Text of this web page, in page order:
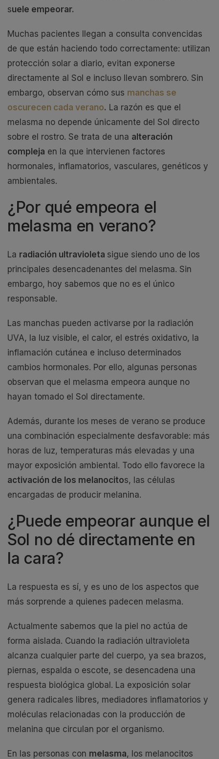
suele empeorar.
Muchas pacientes llegan a consulta convencidas
de que están haciendo todo correctamente: utilizan
protección solar a diario, evitan exponerse
directamente al Sol e incluso llevan sombrero. Sin
embargo, observan cómo sus manchas se
oscurecen cada verano. La razón es que el
melasma no depende únicamente del Sol directo
sobre el rostro. Se trata de una alteración
compleja en la que intervienen factores
hormonales, inflamatorios, vasculares, genéticos y
ambientales.
¿Por qué empeora el
melasma en verano?
La radiación ultravioleta sigue siendo uno de los
principales desencadenantes del melasma. Sin
embargo, hoy sabemos que no es el único
responsable.
Las manchas pueden activarse por la radiación
UVA, la luz visible, el calor, el estrés oxidativo, la
inflamación cutánea e incluso determinados
cambios hormonales. Por ello, algunas personas
observan que el melasma empeora aunque no
hayan tomado el Sol directamente.
Además, durante los meses de verano se produce
una combinación especialmente desfavorable: más
horas de luz, temperaturas más elevadas y una
mayor exposición ambiental. Todo ello favorece la
activación de los melanocitos, las células
encargadas de producir melanina.
¿Puede empeorar aunque el
Sol no dé directamente en
la cara?
La respuesta es sí, y es uno de los aspectos que
más sorprende a quienes padecen melasma.
Actualmente sabemos que la piel no actúa de
forma aislada. Cuando la radiación ultravioleta
alcanza cualquier parte del cuerpo, ya sea brazos,
piernas, espalda o escote, se desencadena una
respuesta biológica global. La exposición solar
genera radicales libres, mediadores inflamatorios y
moléculas relacionadas con la producción de
melanina que circulan por el organismo.
En las personas con melasma, los melanocitos